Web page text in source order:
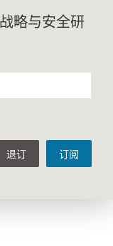
略与安全研
订阅
退订